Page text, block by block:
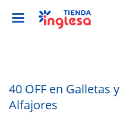
40 OFF en Galletas y
Alfajores